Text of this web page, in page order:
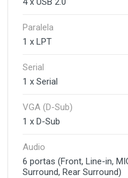
Paralela
1 x LPT
Serial
1 x Serial
VGA (D-Sub)
1 x D-Sub
Audio
6 portas (Front, Line-in,
Surround, Rear Surround)